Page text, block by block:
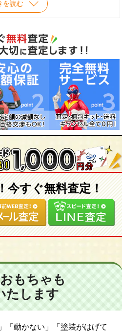
A22 E.BERNOLDI GP MONTE
A22 J.VERSTAPPEN GP
MAY 24,2001
T.MARQUES
198 D.HILL
198 D.HILL TOWER WING
2001 J.VILLENEUVE
2000 J.VILLENEUVE
O.PANIS
4/14 M.HAKKINEN
4/16 D.COULTHARD
4/16 M.HAKKINEN
4/13 N.HEIDFELD GOODWOOD
C19 P.DINIZ GP MALAYSIA
C19 M.SALO GP MALAYSIA
PETRONAS C18 P.DINIZ 1999
PETRONAS C18 J.ALESI 1999
PETRONAS C19 P.DINIZ
1983
を読む
ズシリーズ
ールも幅広く高価買取中です！
今すぐ無料査定！
もちゃも
たします
「動かない」「塗装がはげて